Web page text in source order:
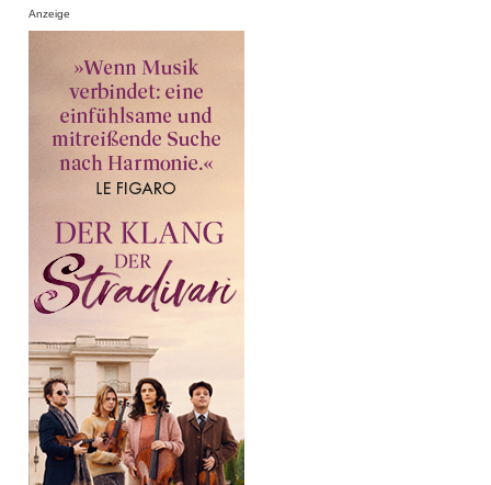
Anzeige